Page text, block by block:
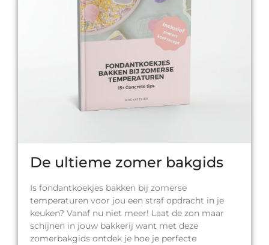
De ultieme zomer bakgids​
Is fondantkoekjes bakken bij zomerse
temperaturen voor jou een straf opdracht in je
keuken? Vanaf nu niet meer! Laat de zon maar
schijnen in jouw bakkerij want met deze
zomerbakgids ontdek je hoe je perfecte